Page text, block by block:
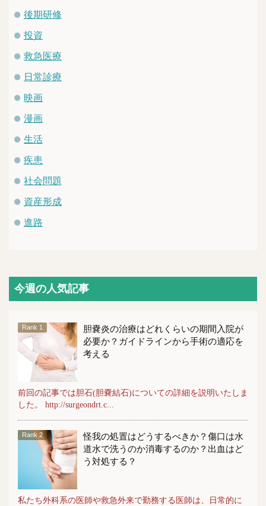
後期研修
投資
救急医療
日常診療
映画
漫画
生活
疾患
社会問題
資産形成
進路
今週の人気記事
胆嚢炎の治療はどれくらいの期間入院が
必要か？ガイドラインから手術の適応を
考える
前回の記事では胆石(胆嚢結石)についての詳細を説明いたしま
した。 http://surgeondrt.c...
怪我の処置はどうするべきか？傷口は水
道水で洗うのか消毒するのか？出血はど
う対処する？
私たち外科系の医師や救急外来で勤務する医師は、日常的に